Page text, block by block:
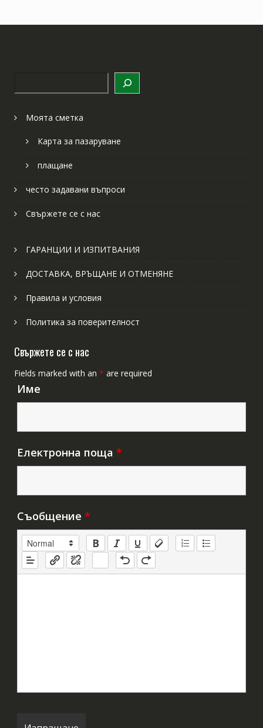
Моята сметка
Карта за пазаруване
плащане
често задавани въпроси
Свържете се с нас
ГАРАНЦИИ И ИЗПИТВАНИЯ
ДОСТАВКА, ВРЪЩАНЕ И ОТМЕНЯНЕ
Правила и условия
Политика за поверителност
Свържете се с нас
Fields marked with an * are required
Име
Електронна поща *
Съобщение *